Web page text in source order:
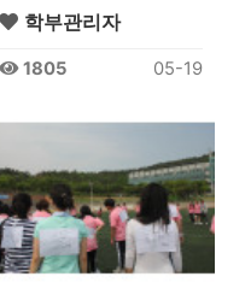
학부관리자
1805 05-19